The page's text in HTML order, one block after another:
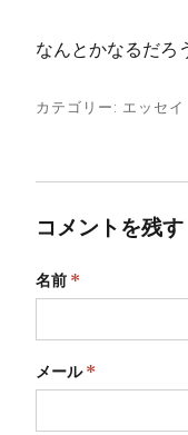
なんとかなるだろ
カテゴリー: エッセイ
コメントを残す
名前 *
メール*